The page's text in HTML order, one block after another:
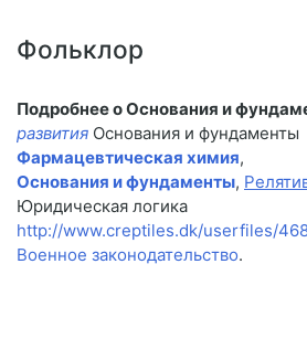
Фольклор
Подробнее о Основания и
развития Основания и фундаменты
Фармацевтическая химия,
Основания и фундаменты,
Юридическая логика
http://www.creptiles.dk/userfiles/
Военное законодательство.